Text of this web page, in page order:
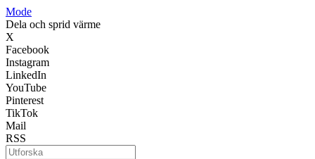
Mode
Dela och sprid värme
X
Facebook
Instagram
LinkedIn
YouTube
Pinterest
TikTok
Mail
RSS